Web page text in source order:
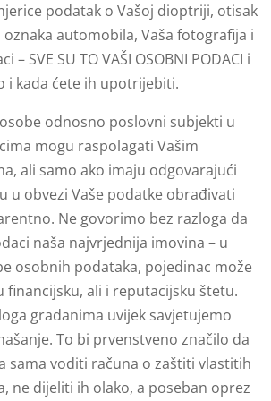
podatak o Vašoj dioptriji, otisak
automobila, Vaša fotografija i
SVE SU TO VAŠI OSOBNI PODACI i
i kada ćete ih upotrijebiti.
odnosno poslovni subjekti u
mogu raspolagati Vašim
ali samo ako imaju odgovarajući
u obvezi Vaše podatke obrađivati
Ne govorimo bez razloga da
naša najvrjednija imovina – u
osobnih podataka, pojedinac može
ali i reputacijsku štetu.
građanima uvijek savjetujemo
To bi prvenstveno značilo da
sama voditi računa o zaštiti vlastitih
ne dijeliti ih olako, a poseban oprez